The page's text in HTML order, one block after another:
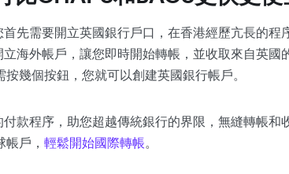
先需要開立英國銀行戶口，在香港經歷亢長的程
海外帳戶，讓您即時開始轉帳，並收取來自英國
按幾個按鈕，您就可以創建英國銀行帳戶。
款程序，助您超越傳統銀行的界限，無縫轉帳和
戶， 輕鬆開始國際轉帳。